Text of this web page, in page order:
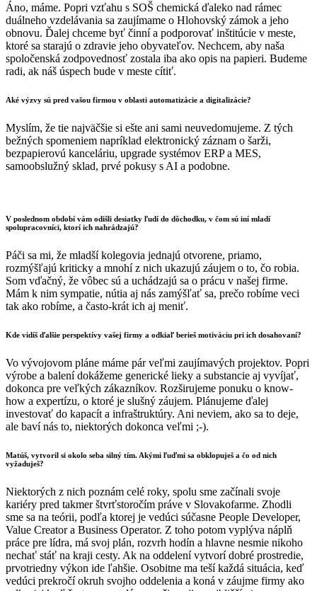
Áno, máme. Popri vzťahu s SOŠ chemická ďaleko nad rámec
duálneho vzdelávania sa zaujímame o Hlohovský zámok a jeho
obnovu. Ďalej chceme byť činní a podporovať inštitúcie v meste,
ktoré sa starajú o zdravie jeho obyvateľov. Nechcem, aby naša
spoločenská zodpovednosť zostala iba ako opis na papieri. Budeme
radi, ak náš úspech bude v meste cítiť.
Aké výzvy sú pred vašou firmou v oblasti automatizácie a digitalizácie?
Myslím, že tie najväčšie si ešte ani sami neuvedomujeme. Z tých
bežných spomeniem napríklad elektronický záznam o šarži,
bezpapierovú kanceláriu, upgrade systémov ERP a MES,
samoobslužný sklad, prvé pokusy s AI a podobne.
V poslednom období vám odišli desiatky ľudí do dôchodku, v čom sú iní mladí
spolupracovníci, ktorí ich nahrádzajú?
Páči sa mi, že mladší kolegovia jednajú otvorene, priamo,
rozmýšľajú kriticky a mnohí z nich ukazujú záujem o to, čo robia.
Som vďačný, že vôbec sú a uchádzajú sa o prácu v našej firme.
Mám k nim sympatie, nútia aj nás zamýšľať sa, prečo robíme veci
tak ako robíme, a často-krát ich aj meniť.
Kde vidíš ďalšie perspektívy vašej firmy a odkiaľ berieš motiváciu pri ich dosahovaní?
Vo vývojovom pláne máme pár veľmi zaujímavých projektov. Popri
výrobe a balení dokážeme generické lieky a substancie aj vyvíjať,
dokonca pre veľkých zákazníkov. Rozširujeme ponuku o know-
how a expertízu, o ktoré je slušný záujem. Plánujeme ďalej
investovať do kapacít a infraštruktúry. Ani neviem, ako sa to deje,
ale baví nás to, niektorých dokonca veľmi ;-).
Matúš, vytvoril si okolo seba silný tím. Akými ľuďmi sa obklopuješ a čo od nich
vyžaduješ?
Niektorých z nich poznám celé roky, spolu sme začínali svoje
kariéry pred takmer štvrťstoročím práve v Slovakofarme. Zhodli
sme sa na teórii, podľa ktorej je vedúci súčasne People Developer,
Value Creator a Business Operator. Z toho potom vyplýva náplň
práce pre lídra, má svoj plán, rozvrh hodín a hlavne nesmie nikoho
nechať stáť na kraji cesty. Ak na oddelení vytvorí dobré prostredie,
prvotriedny výkon ide ľahšie. Osobitne ma teší každá situácia, keď
vedúci prekročí okruh svojho oddelenia a koná v záujme firmy ako